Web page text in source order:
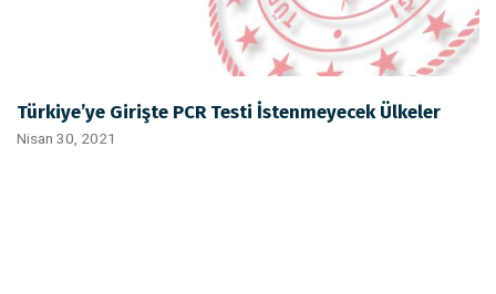
Türkiye’ye Girişte PCR Testi İstenmeyecek Ülkeler
Nisan 30, 2021